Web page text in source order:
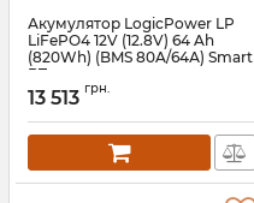
Акумулятор LogicPower LP
LiFePO4 12V (12.8V) 64 Ah
(820Wh) (BMS 80A/64А) Smart
BT
Артикул: LP30664
13 513 грн.